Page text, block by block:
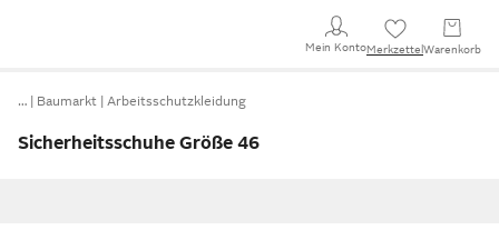
Mein KontoMerkzettel Warenkorb
… Baumarkt Arbeitsschutzkleidung
Sicherheitsschuhe Größe 46